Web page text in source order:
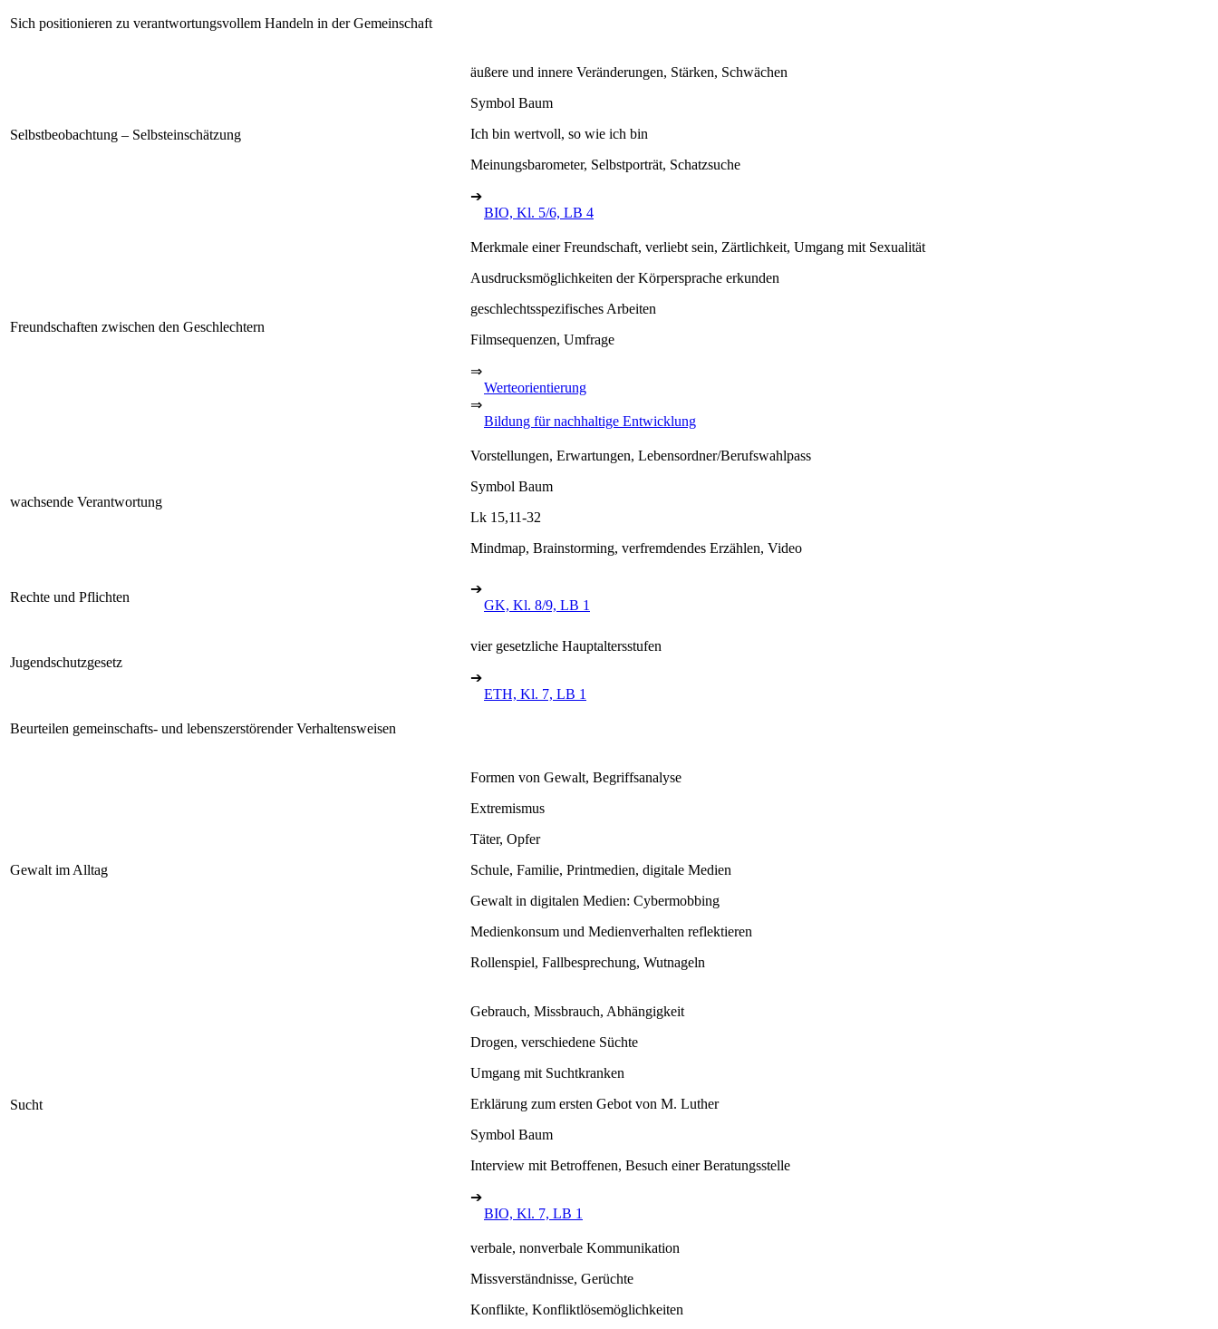
Sich positionieren zu verantwortungsvollem Handeln in der Gemeinschaft
Selbstbeobachtung – Selbsteinschätzung
äußere und innere Veränderungen, Stärken, Schwächen
Symbol Baum
Ich bin wertvoll, so wie ich bin
Meinungsbarometer, Selbstporträt, Schatzsuche
➔
BIO, Kl. 5/6, LB 4
Freundschaften zwischen den Geschlechtern
Merkmale einer Freundschaft, verliebt sein, Zärtlichkeit, Umgang mit Sexualität
Ausdrucksmöglichkeiten der Körpersprache erkunden
geschlechtsspezifisches Arbeiten
Filmsequenzen, Umfrage
⇒
Werteorientierung
⇒
Bildung für nachhaltige Entwicklung
wachsende Verantwortung
Vorstellungen, Erwartungen, Lebensordner/Berufswahlpass
Symbol Baum
Lk 15,11-32
Mindmap, Brainstorming, verfremdendes Erzählen, Video
Rechte und Pflichten
➔
GK, Kl. 8/9, LB 1
Jugendschutzgesetz
vier gesetzliche Hauptaltersstufen
➔
ETH, Kl. 7, LB 1
Beurteilen gemeinschafts- und lebenszerstörender Verhaltensweisen
Gewalt im Alltag
Formen von Gewalt, Begriffsanalyse
Extremismus
Täter, Opfer
Schule, Familie, Printmedien, digitale Medien
Gewalt in digitalen Medien: Cybermobbing
Medienkonsum und Medienverhalten reflektieren
Rollenspiel, Fallbesprechung, Wutnageln
Sucht
Gebrauch, Missbrauch, Abhängigkeit
Drogen, verschiedene Süchte
Umgang mit Suchtkranken
Erklärung zum ersten Gebot von M. Luther
Symbol Baum
Interview mit Betroffenen, Besuch einer Beratungsstelle
➔
BIO, Kl. 7, LB 1
verbale, nonverbale Kommunikation
Missverständnisse, Gerüchte
Konflikte, Konfliktlösemöglichkeiten